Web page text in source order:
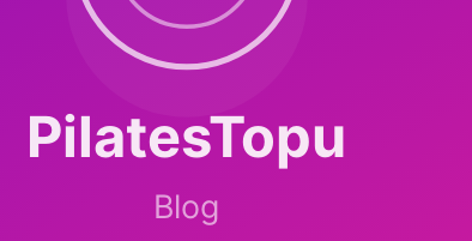
glisemik indeksli kahvaltı, akşam hafif karbonhidrat. Su